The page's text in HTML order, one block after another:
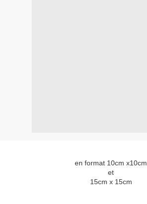
en format 10cm x10cm
et
15cm x 15cm